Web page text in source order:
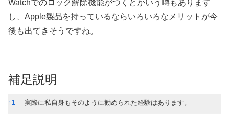
Watchでのロック解除機能がつくとかいう噂もあります
し、Apple製品を持っているならいろいろなメリットが今
後も出てきそうですね。
補足説明
補足説明
↑1 実際に私自身もそのように勧められた経験はあります。